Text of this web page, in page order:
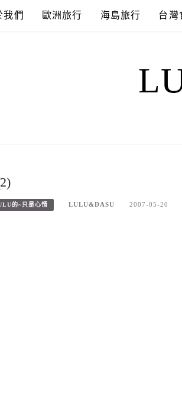
我們 歐洲旅行 海島旅行 台灣
的~只是心情 LULU&DASU 2007-05-20